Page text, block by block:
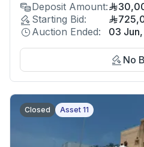
Deposit Amount:
Starting Bid:
Auction Ended:
03
No
Closed Asset 11